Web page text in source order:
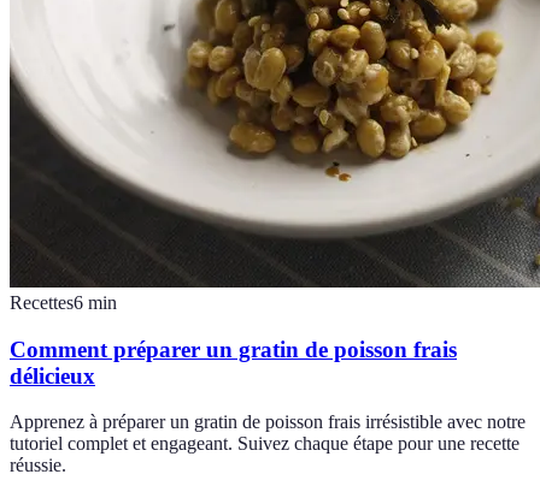
Recettes6 min
Comment préparer un gratin de poisson frais
délicieux
Apprenez à préparer un gratin de poisson frais irrésistible avec notre
tutoriel complet et engageant. Suivez chaque étape pour une recette
réussie.